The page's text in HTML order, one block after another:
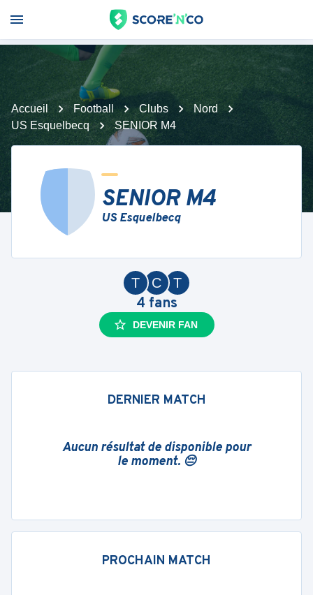
Accueil Football Clubs
Nord
US Esquelbecq
SENIOR M4
SENIOR M4
US Esquelbecq
T
C
T
4 fans
DEVENIR FAN
DERNIER MATCH
Aucun résultat de disponible pour
le moment. 😔
PROCHAIN MATCH